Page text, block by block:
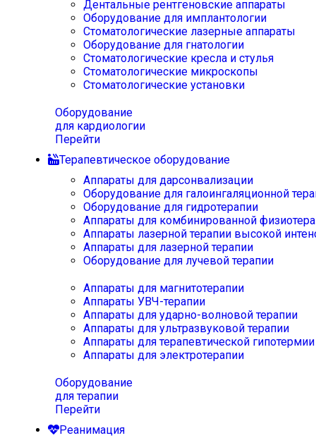
Дентальные рентгеновские аппараты
Оборудование для имплантологии
Стоматологические лазерные аппараты
Оборудование для гнатологии
Стоматологические кресла и стулья
Стоматологические микроскопы
Стоматологические установки
Оборудование
для кардиологии
Перейти
Терапевтическое оборудование
Аппараты для дарсонвализации
Оборудование для галоингаляционной
Оборудование для гидротерапии
Аппараты для комбинированной
Аппараты лазерной терапии высокой
Аппараты для лазерной терапии
Оборудование для лучевой терапии
Аппараты для магнитотерапии
Аппараты УВЧ-терапии
Аппараты для ударно-волновой терапии
Аппараты для ультразвуковой терапии
Аппараты для терапевтической
Аппараты для электротерапии
Оборудование
для терапии
Перейти
Реанимация